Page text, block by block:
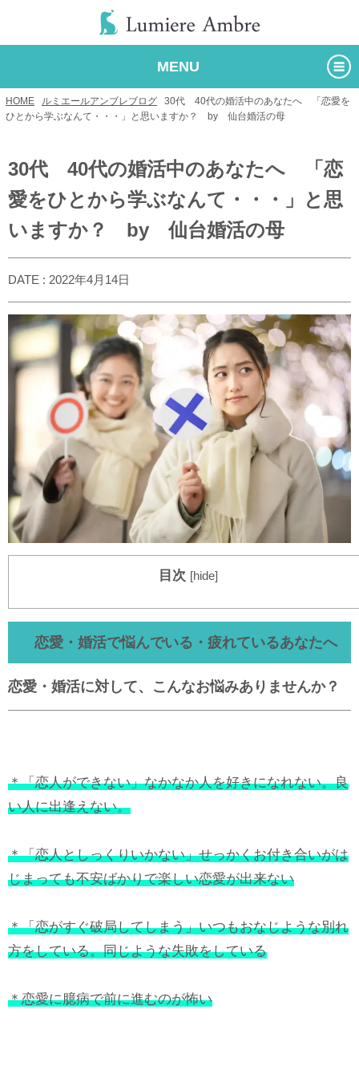
MENU
HOME ルミエールアンブレブログ
30代 40代の婚活中のあなたへ 「恋愛を
ひとから学ぶなんて・・・」と思いますか？ by 仙台婚活の母
30代 40代の婚活中のあなたへ 「恋
愛をひとから学ぶなんて・・・」と思
いますか？ by 仙台婚活の母
DATE : 2022年4月14日
目次 [hide]
恋愛・婚活で悩んでいる・疲れているあなたへ
恋愛・婚活に対して、こんなお悩みありませんか？
＊「恋人ができない」なかなか人を好きになれない。良
い人に出逢えない。
＊「恋人としっくりいかない」せっかくお付き合いがは
じまっても不安ばかりで楽しい恋愛が出来ない
＊「恋がすぐ破局してしまう」いつもおなじような別れ
方をしている。同じような失敗をしている
＊恋愛に臆病で前に進むのが怖い